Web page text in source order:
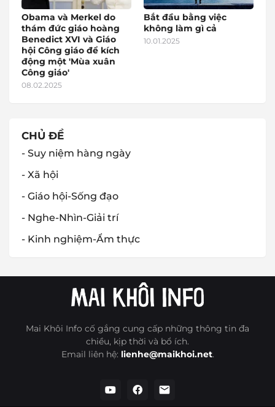
Obama và Merkel do
thám đức giáo hoàng
Benedict XVI và Giáo
hội Công giáo để kích
động một 'Mùa xuân
Công giáo'
08.02.2025
Bắt đầu bằng việc
không làm gì cả
10.01.2025
CHỦ ĐỀ
- Suy niệm hàng ngày
- Xã hội
- Giáo hội-Sống đạo
- Nghe-Nhìn-Giải trí
- Kinh nghiệm-Ẩm thực
Mai Khôi Info cố gắng cung cấp những thông tin đa
chiều, kịp thời và bổ ích.
Email liên hệ: lienhe@maikhoi.net.